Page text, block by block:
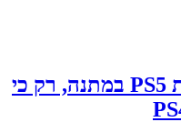
סוני העניקה לגיימר קונסולת PS5 במתנה, רק כי